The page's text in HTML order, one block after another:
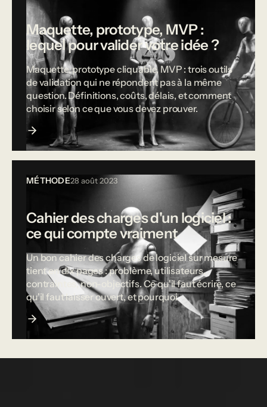
Maquette, prototype, MVP :
lequel pour valider votre idée ?
Maquette, prototype cliquable, MVP : trois outils
de validation qui ne répondent pas à la même
question. Définitions, coûts, délais, et comment
choisir selon ce que vous devez prouver.
MÉTHODE28 août 2023
Cahier des charges d'un logiciel :
ce qui compte vraiment
Un bon cahier des charges de logiciel sur mesure
tient en dix pages : problème, utilisateurs,
contraintes, non-objectifs. Ce qu'il faut écrire, ce
qu'il faut laisser ouvert, et pourquoi.